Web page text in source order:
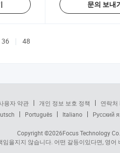
문의 보내기
36 48
용자 약관 개인 정보 보호 정책 연락처
Português Italiano Русский
Copyright ©2026Focus Technology
을지지 않습니다. 어떤 갈등이있다면, 영